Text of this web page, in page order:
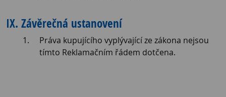
IX. Závěrečná ustanovení
Práva kupujícího vyplývající ze zákona nejsou
tímto Reklamačním řádem dotčena.